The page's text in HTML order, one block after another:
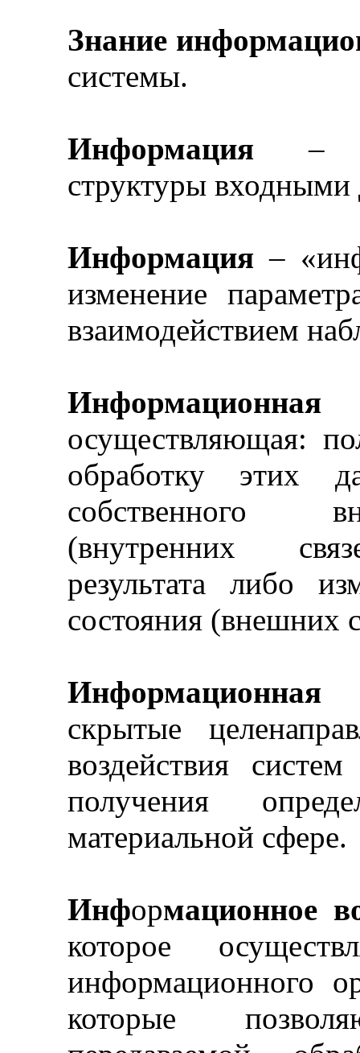
Знание
системы.
Информация –
структуры
Информация –
изменение
взаимодействием
Информационная
осуществляющая:
обработку этих
собственного
(внутренних
результата либо
состояния (внешних
Информационная
скрытые
воздействия
получения
материальной сфере.
Информационное
которое
информационного
которые